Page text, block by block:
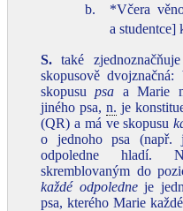
b.
*Včera
a studentce]
S. také
skopusově
skopusupsa a Marie
jiného psa, n. je
(QR) a má ve skopusu
o jednoho psa (např.
odpoledne hladí.
skremblovaným do
každé odpoledneje
psa, kterého Marie